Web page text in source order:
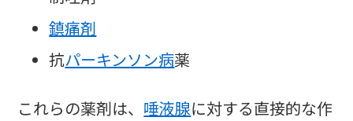
鎮痛剤
抗パーキンソン病薬
これらの薬剤は、 唾液腺に対する直接的な作